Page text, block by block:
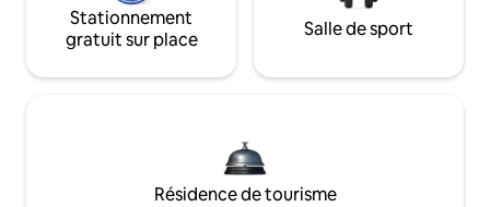
Stationnement
gratuit sur place
Salle de sport
Résidence de tourisme